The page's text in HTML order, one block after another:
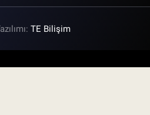
TE Bilişim